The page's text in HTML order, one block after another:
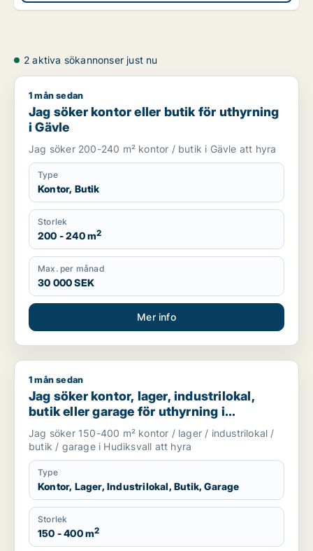
2 aktiva sökannonser just nu
Jag söker kontor eller butik för uthyrning i Gävle
1 mån sedan
Jag söker kontor eller butik för uthyrning
i Gävle
Jag söker 200-240 m² kontor / butik i Gävle att hyra
Type
Kontor, Butik
Storlek
200 - 240 m2
Max. per månad
30 000 SEK
Mer info
Jag söker kontor, lager, industrilokal, butik eller garage för
1 mån sedan
Jag söker kontor, lager, industrilokal,
butik eller garage för uthyrning i
Hudiksvall
Jag söker 150-400 m² kontor / lager / industrilokal /
butik / garage i Hudiksvall att hyra
Type
Kontor, Lager, Industrilokal, Butik, Garage
Storlek
150 - 400 m2